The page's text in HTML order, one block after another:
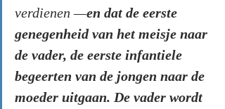
verdienen —en dat de eerste
genegenheid van het meisje naar
de vader, de eerste infantiele
begeerten van de jongen naar de
moeder uitgaan. De vader wordt